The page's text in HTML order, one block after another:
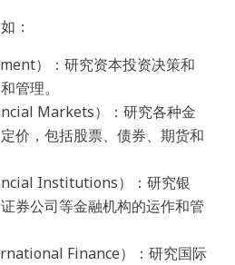
：
）：研究资本投资决策和
管理。
Markets）：研究各种金
价，包括股票、债券、期货和
Institutions）：研究银
券公司等金融机构的运作和管
Finance）：研究国际